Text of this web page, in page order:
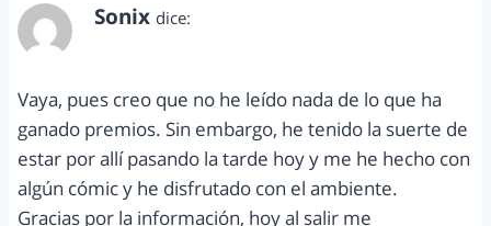
Sonix dice:
Vaya, pues creo que no he leído nada de lo que ha
ganado premios. Sin embargo, he tenido la suerte de
estar por allí pasando la tarde hoy y me he hecho con
algún cómic y he disfrutado con el ambiente.
Gracias por la información, hoy al salir me